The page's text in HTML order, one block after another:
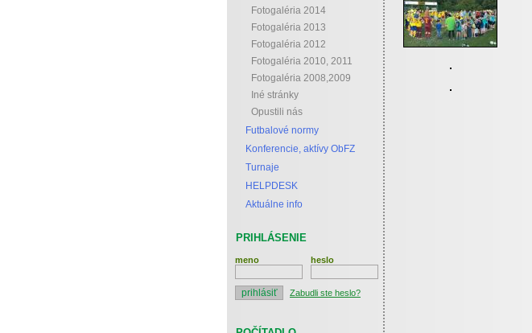
Fotogaléria 2014
Fotogaléria 2013
Fotogaléria 2012
Fotogaléria 2010, 2011
Fotogaléria 2008,2009
Iné stránky
Opustili nás
Futbalové normy
Konferencie, aktívy ObFZ
Turnaje
HELPDESK
Aktuálne info
PRIHLÁSENIE
meno heslo
Zabudli ste heslo?